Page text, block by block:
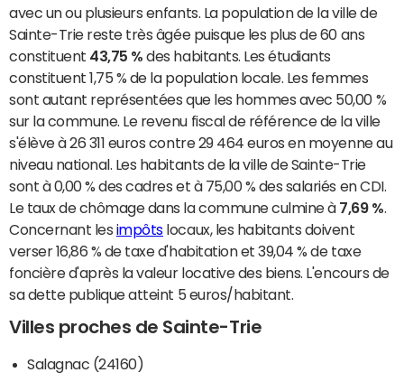
avec un ou plusieurs enfants. La population de la ville de
Sainte-Trie reste très âgée puisque les plus de 60 ans
constituent 43,75 % des habitants. Les étudiants
constituent 1,75 % de la population locale. Les femmes
sont autant représentées que les hommes avec 50,00 %
sur la commune. Le revenu fiscal de référence de la ville
s'élève à 26 311 euros contre 29 464 euros en moyenne au
niveau national. Les habitants de la ville de Sainte-Trie
sont à 0,00 % des cadres et à 75,00 % des salariés en CDI.
Le taux de chômage dans la commune culmine à 7,69 %
Concernant les impôtslocaux, les habitants doivent
verser 16,86 % de taxe d'habitation et 39,04 % de taxe
foncière d'après la valeur locative des biens. L'encours de
sa dette publique atteint 5 euros/habitant.
Villes proches de Sainte-Trie
Salagnac (24160)